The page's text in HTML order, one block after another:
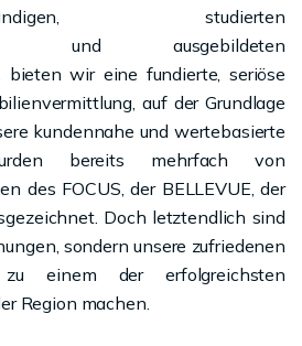
studierten
und ausgebildeten
bieten wir eine fundierte, seriöse
auf der Grundlage
kundennahe und wertebasierte
bereits mehrfach von
des FOCUS, der BELLEVUE, der
Doch letztendlich sind
sondern unsere zufriedenen
einem der erfolgreichsten
Region machen.